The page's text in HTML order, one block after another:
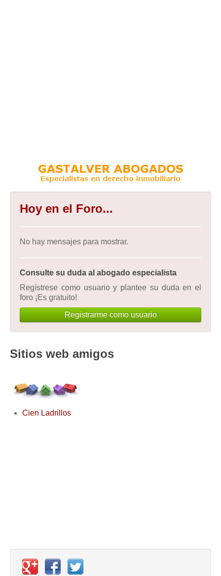
Hoy en el Foro...
No hay mensajes para mostrar.
Consulte su duda al abogado especialista
Regístrese como usuario y plantee su duda en el
foro ¡Es gratuito!
Registrarme como usuario
Sitios web amigos
Cien Ladrillos